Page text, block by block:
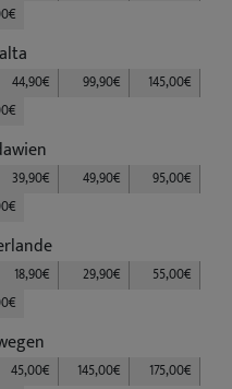
44,90€ 99,90€
145,00€
39,90€ 49,90€
95,00€
18,90€ 29,90€
55,00€
45,00€ 145,00€
175,00€